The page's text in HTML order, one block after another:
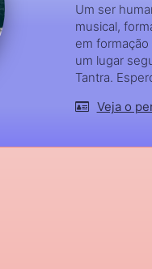
Um ser
musical,
em
um lugar
Tantra.
Veja o